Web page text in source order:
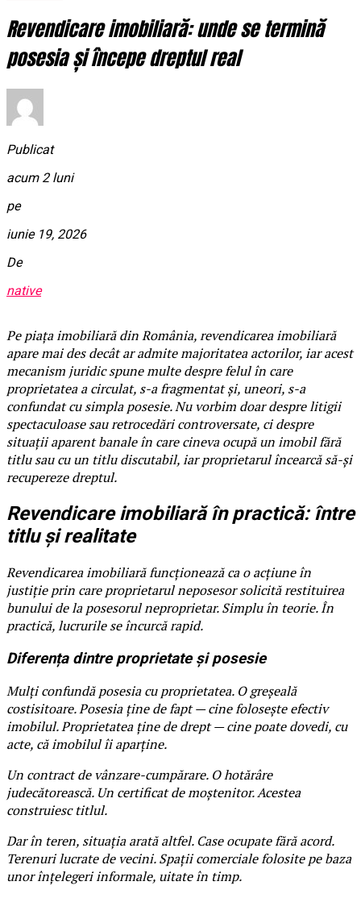
Revendicare imobiliară: unde se termină
posesia și începe dreptul real
Publicat
acum 2 luni
pe
iunie 19, 2026
De
native
Pe piața imobiliară din România, revendicarea imobiliară
apare mai des decât ar admite majoritatea actorilor, iar acest
mecanism juridic spune multe despre felul în care
proprietatea a circulat, s-a fragmentat și, uneori, s-a
confundat cu simpla posesie. Nu vorbim doar despre litigii
spectaculoase sau retrocedări controversate, ci despre
situații aparent banale în care cineva ocupă un imobil fără
titlu sau cu un titlu discutabil, iar proprietarul încearcă să-și
recupereze dreptul.
Revendicare imobiliară în practică: între
titlu și realitate
Revendicarea imobiliară funcționează ca o acțiune în
justiție prin care proprietarul neposesor solicită restituirea
bunului de la posesorul neproprietar. Simplu în teorie. În
practică, lucrurile se încurcă rapid.
Diferența dintre proprietate și posesie
Mulți confundă posesia cu proprietatea. O greșeală
costisitoare. Posesia ține de fapt — cine folosește efectiv
imobilul. Proprietatea ține de drept — cine poate dovedi, cu
acte, că imobilul îi aparține.
Un contract de vânzare-cumpărare. O hotărâre
judecătorească. Un certificat de moștenitor. Acestea
construiesc titlul.
Dar în teren, situația arată altfel. Case ocupate fără acord.
Terenuri lucrate de vecini. Spații comerciale folosite pe baza
unor înțelegeri informale, uitate în timp.